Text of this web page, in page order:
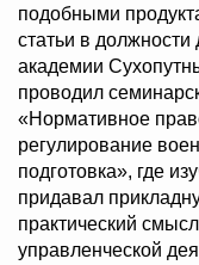
подобными
статьи в
академии
проводил
«Нормативное
регулирование
подготовка», где
придавал
практический
управленческой